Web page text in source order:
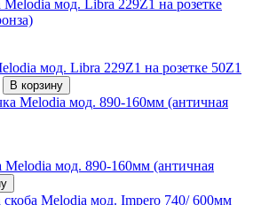
мод. Libra 229Z1 на розетке 50Z1
В корзину
Melodia мод. 890-160мм (античная